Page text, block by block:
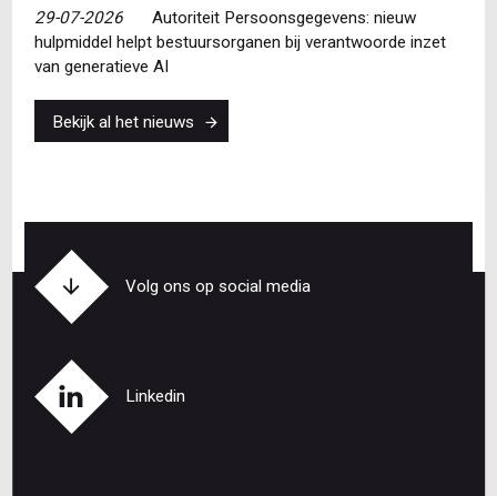
29-07-2026
Autoriteit Persoonsgegevens: nieuw
hulpmiddel helpt bestuursorganen bij verantwoorde inzet
van generatieve AI
Bekijk al het nieuws
Volg ons op social media
Linkedin